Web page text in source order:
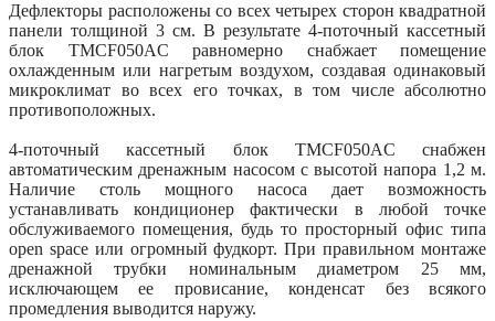
Дефлекторы расположены со всех четырех сторон квадратной
панели толщиной 3 см. В результате 4-поточный кассетный
блок TMCF050AС равномерно снабжает помещение
охлажденным или нагретым воздухом, создавая одинаковый
микроклимат во всех его точках, в том числе абсолютно
противоположных.
4-поточный кассетный блок TMCF050AС снабжен
автоматическим дренажным насосом с высотой напора 1,2 м.
Наличие столь мощного насоса дает возможность
устанавливать кондиционер фактически в любой точке
обслуживаемого помещения, будь то просторный офис типа
open space или огромный фудкорт. При правильном монтаже
дренажной трубки номинальным диаметром 25 мм,
исключающем ее провисание, конденсат без всякого
промедления выводится наружу.